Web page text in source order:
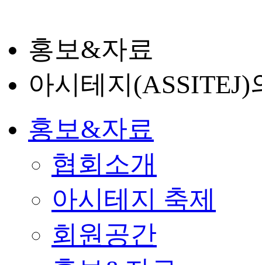
홍보&자료
아시테지
홍보&자료
협회소개
아시테지 축제
회원공간